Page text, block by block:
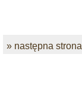
» następna strona